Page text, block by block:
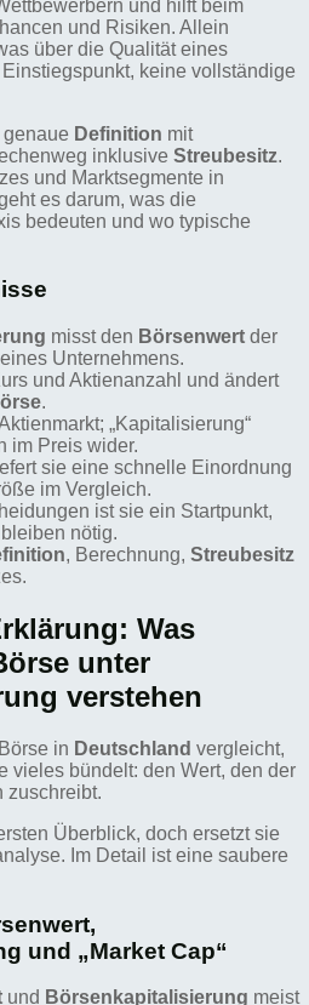
und hilft beim
und Risiken. Allein
über die Qualität eines
keine vollständige
genaue Definition mit
inklusive Streubesitz.
und Marktsegmente in
es darum, was die
bedeuten und wo typische
misst den Börsenwert der
Unternehmens.
und Aktienanzahl und ändert
.
„Kapitalisierung“
im Preis wider.
sie eine schnelle Einordnung
im Vergleich.
ist sie ein Startpunkt,
nötig.
, Berechnung, Streubesitz
Was
unter
verstehen
in Deutschland vergleicht,
vieles bündelt: den Wert, den der
zuschreibt.
Überblick, doch ersetzt sie
Im Detail ist eine saubere
und „Market Cap“
und Börsenkapitalisierung meist